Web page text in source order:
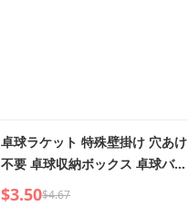
卓球ラケット 特殊壁掛け 穴あけ
不要 卓球収納ボックス 卓球バギ
ーバッグ 小ボール収納バスケッ
$3.50$4.67